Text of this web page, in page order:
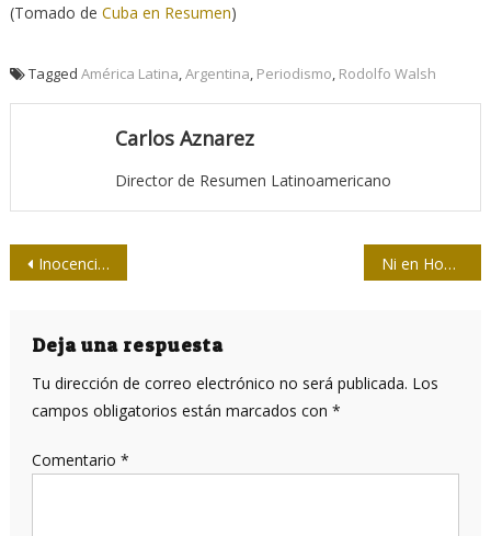
(Tomado de Cuba en Resumen)
Tagged América Latina Argentina Periodismo Rodolfo Walsh
Carlos Aznarez
Director de Resumen Latinoamericano
Navegación
entradas
Inocencia: retratos de una afrodescendiente cubana Ni en Hong Kong ni en Minsk
Deja una respuesta
Tu dirección de correo electrónico no será publicada. Los
campos obligatorios están marcados con *
Comentario *